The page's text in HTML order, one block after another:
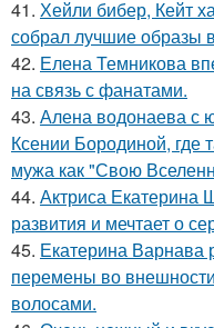
41. Хейли бибер, Кейт
собрал лучшие образы
42. Елена Темникова
на связь с фанатами.
43. Алена водонаева с
Ксении Бородиной, где
мужа как "Свою
44. Актриса Екатерина
развития и мечтает о
45. Екатерина Варнава
перемены во
волосами.